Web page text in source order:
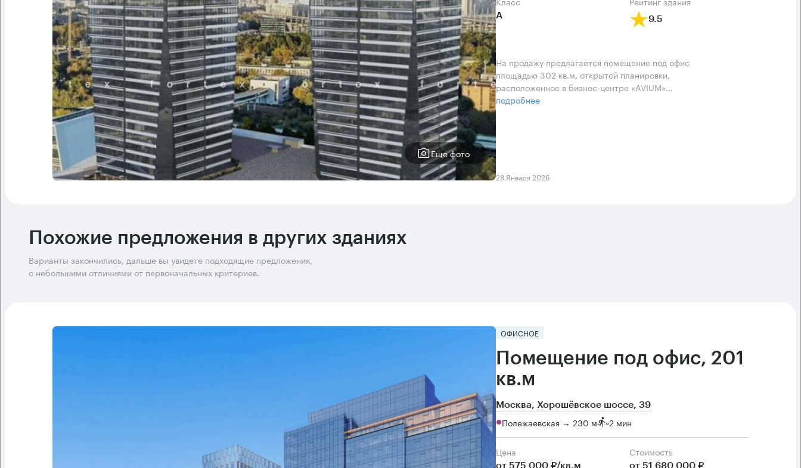
Еще фото
А 9.5
На продажу предлагается помещение под офис
площадью 302 кв.м, открытой планировки,
расположенное в бизнес-центре «AVIUM»...
подробнее
28 Января 2026
Похожие предложения в других зданиях
Варианты закончились, дальше вы увидете подходящие предложения,
с небольшими отличиями от первоначальных критериев.
ОФИСНОЕ
Помещение под офис, 201
кв.м
Москва, Хорошёвское шоссе, 39
Полежаевская → 230 м ~2 мин
Цена
от 575 000 ₽/кв.м
Cтоимость
от 51 680 000 ₽